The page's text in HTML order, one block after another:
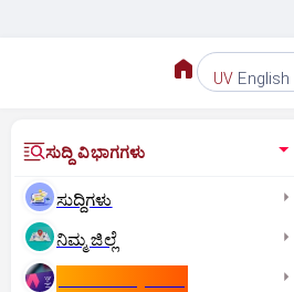
UV English
ಸುದ್ದಿ ವಿಭಾಗಗಳು
ಸುದ್ದಿಗಳು
ನಿಮ್ಮ ಜಿಲ್ಲೆ